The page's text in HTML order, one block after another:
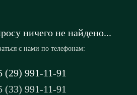
ничего не найдено...
с нами по телефонам:
(29) 991-11-91
(33) 991-11-91